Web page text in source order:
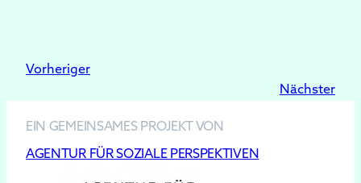
Vorheriger
Nächster
EIN GEMEINSAMES PROJEKT VON
AGENTUR FÜR SOZIALE PERSPEKTIVEN